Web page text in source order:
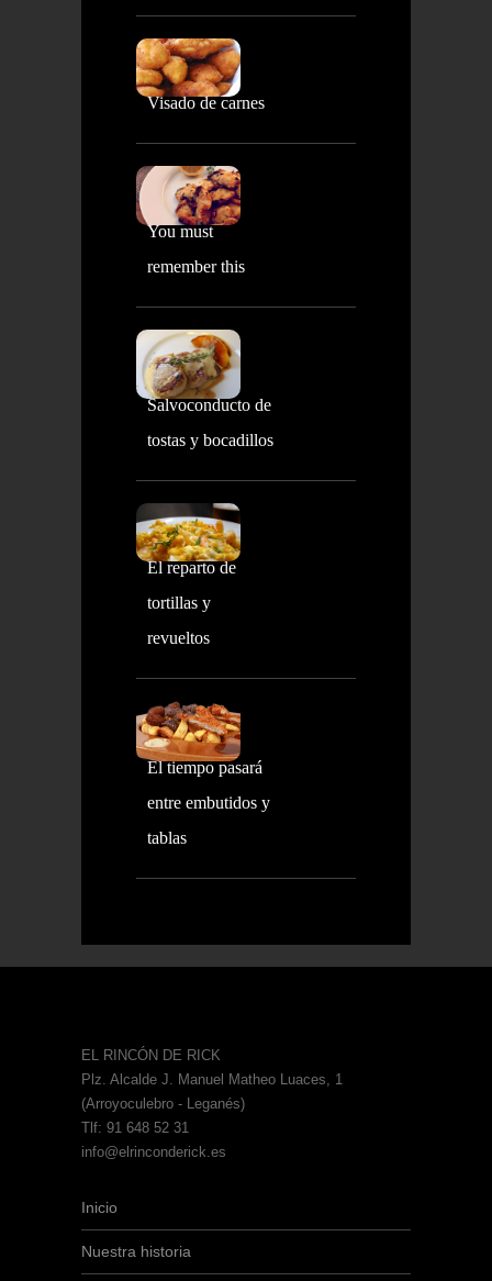
Visado de carnes
You must
remember this
Salvoconducto de
tostas y bocadillos
El reparto de
tortillas y
revueltos
El tiempo pasará
entre embutidos y
tablas
EL RINCÓN DE RICK
Plz. Alcalde J. Manuel Matheo Luaces, 1
(Arroyoculebro - Leganés)
Tlf: 91 648 52 31
info@elrinconderick.es
Inicio
Nuestra historia